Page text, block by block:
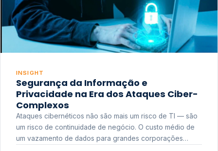
INSIGHT
Segurança da Informação e
Privacidade na Era dos Ataques Ciber-
Complexos
Ataques cibernéticos não são mais um risco de TI — são
um risco de continuidade de negócio. O custo médio de
um vazamento de dados para grandes corporações